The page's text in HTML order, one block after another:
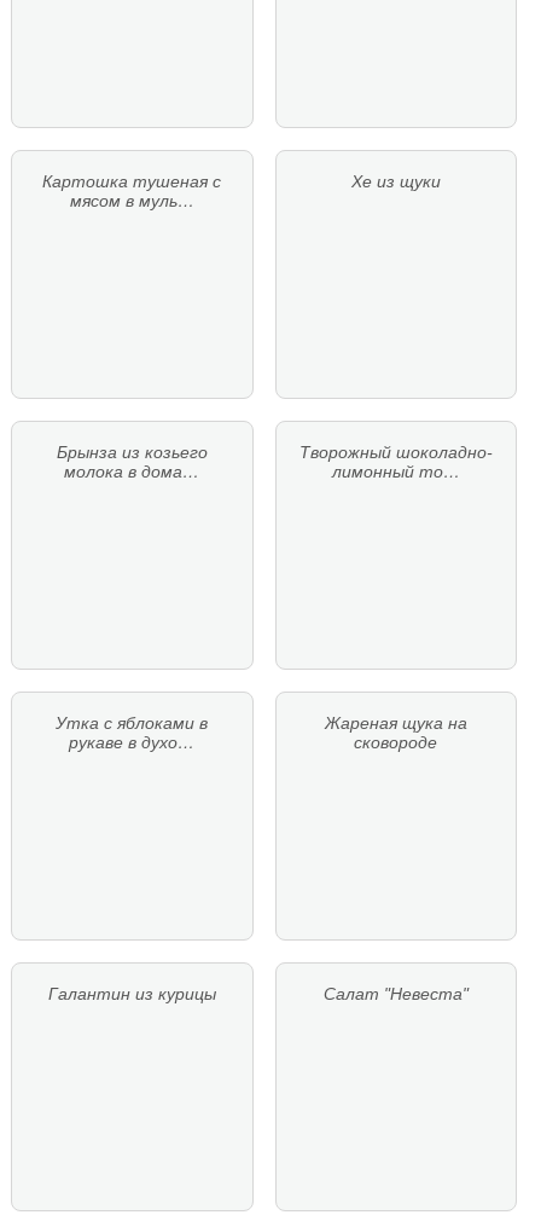
Картошка тушеная с
мясом в муль…
Хе из щуки
Брынза из козьего
молока в дома…
Творожный шоколадно-
лимонный то…
Утка с яблоками в
рукаве в духо…
Жареная щука на
сковороде
Галантин из курицы Салат "Невеста"